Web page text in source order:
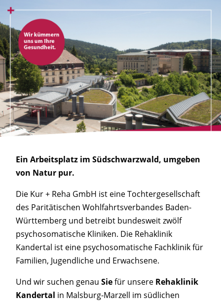
Ein Arbeitsplatz im Südschwarzwald, umgeben
von Natur pur.
Die Kur + Reha GmbH ist eine Tochtergesellschaft
des Paritätischen Wohlfahrtsverbandes Baden-
Württemberg und betreibt bundesweit zwölf
psychosomatische Kliniken. Die Rehaklinik
Kandertal ist eine psychosomatische Fachklinik für
Familien, Jugendliche und Erwachsene.
Und wir suchen genau Siefür unsere Rehaklinik
Kandertal in Malsburg-Marzell im südlichen